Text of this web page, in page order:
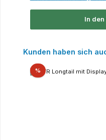
In den
Produktgalerie überspringen
Kunden haben sich
%Rabatt